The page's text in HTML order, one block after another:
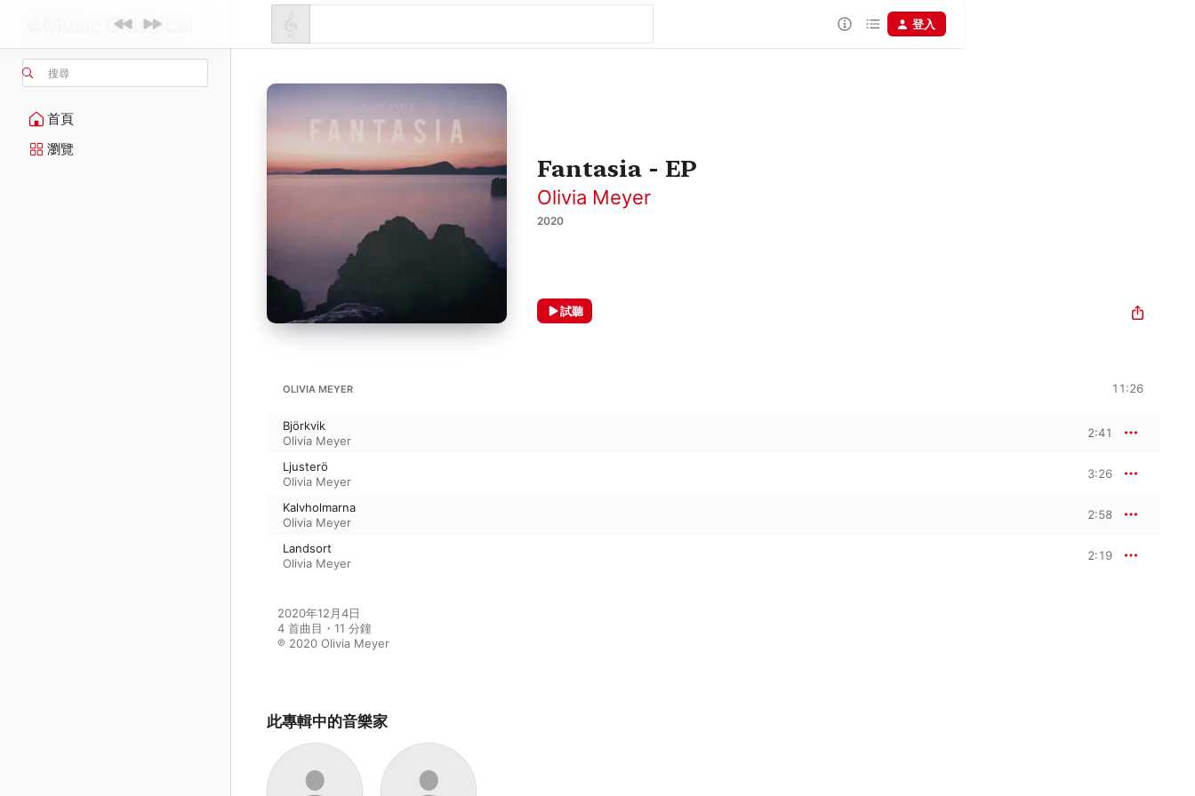
搜尋
首頁
瀏覽
登入
Fantasia - EP
Olivia Meyer
2020
試聽
OLIVIA MEYER 11:26
Björkvik
Olivia Meyer
2:41
Ljusterö
Olivia Meyer
3:26
Kalvholmarna
Olivia Meyer
2:58
Landsort
Olivia Meyer
2:19
2020年12月4日
4 首曲目・11 分鐘
℗ 2020 Olivia Meyer
此專輯中的音樂家